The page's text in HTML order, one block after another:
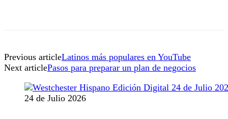
Previous articleLatinos más populares en YouTube
Next articlePasos para preparar un plan de negocios
24 de Julio 2026